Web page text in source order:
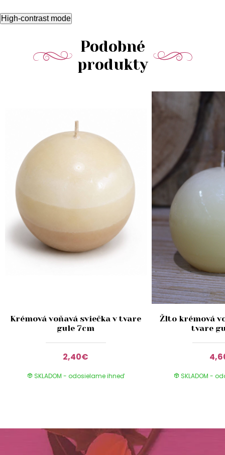
High-contrast mode
Podobné
produkty
Krémová voňavá sviečka v tvare
gule 7cm
2,40€
SKLADOM - odosielame ihneď
Žlto krémová
tvare
SKLADOM -